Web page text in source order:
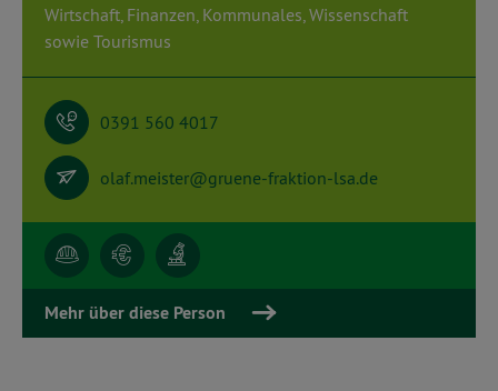
Wirtschaft, Finanzen, Kommunales, Wissenschaft
sowie Tourismus
0391 560 4017
olaf.meister@gruene-fraktion-lsa.de
Mehr über diese Person